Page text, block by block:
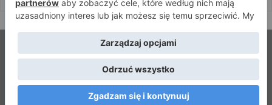
© Strefamma.pl 2026, Wszelkie prawa zastrzeżone |
Home
Redakcja Kontakt
FacebookYouTube
RSS